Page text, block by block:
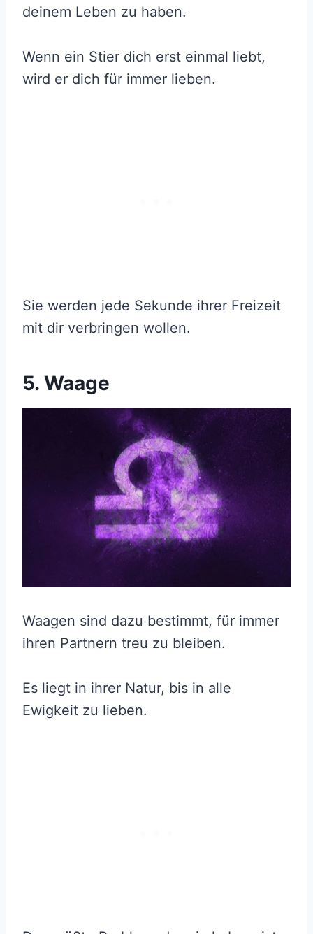
deinem Leben zu haben.
Wenn ein Stier dich erst einmal liebt,
wird er dich für immer lieben.
Sie werden jede Sekunde ihrer Freizeit
mit dir verbringen wollen.
5. Waage
Waagen sind dazu bestimmt, für immer
ihren Partnern treu zu bleiben.
Es liegt in ihrer Natur, bis in alle
Ewigkeit zu lieben.